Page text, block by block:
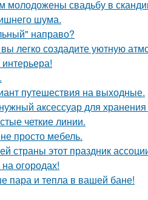
молодожены свадьбу в
шума.
направо?
легко создадите уютную
путешествия на выходные.
аксессуар для
четкие линии.
просто мебель.
страны этот праздник
огородах!
пара и тепла в вашей бане!